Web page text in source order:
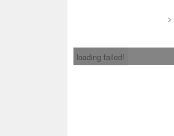
>
loading failed!